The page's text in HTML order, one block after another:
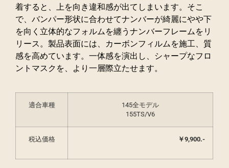
着すると、上を向き違和感が出てしまいます。そこ
で、バンパー形状に合わせてナンバーが綺麗にやや下
を向く立体的なフォルムを纏うナンバーフレームをリ
リース。製品表面には、カーボンフィルムを施工、質
感を高めています。一体感を演出し、シャープなフロ
ントマスクを、より一層際立たせます。
適合車種
145全モデル
155TS/V6
税込価格 ￥9,900.-